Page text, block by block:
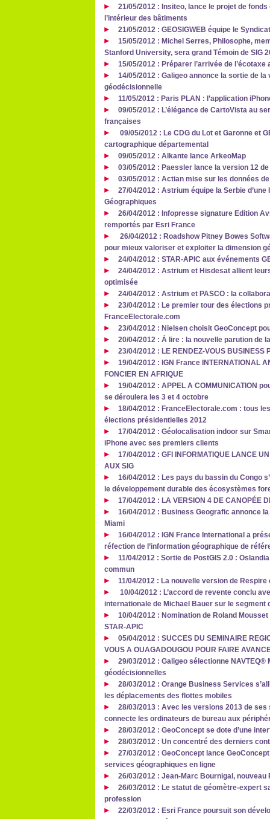
21/05/2012 : Insiteo, lance le projet de
l’intérieur des bâtiments
21/05/2012 : GEOSIGWEB équipe le
15/05/2012 : Michel Serres, Philosophe,
Stanford University, sera grand Témoin de SIG
15/05/2012 : Préparer l’arrivée de
14/05/2012 : Galigeo annonce la sortie de
géodécisionnelle
11/05/2012 : Paris PLAN : l’application
09/05/2012 : L’élégance de CartoVista au
françaises
09/05/2012 : Le CDG du Lot et Garonne et
cartographique départemental
09/05/2012 : Alkante lance ArkeoMap
03/05/2012 : Paessler lance la version 12
03/05/2012 : Actian mise sur les données
27/04/2012 : Astrium équipe la Serbie
Géographiques
26/04/2012 : Infopresse signature Edition
remportés par Esri France
26/04/2012 : Roadshow Pitney Bowes
pour mieux valoriser et exploiter la dimension
24/04/2012 : STAR-APIC aux événements
24/04/2012 : Astrium et Hisdesat allient
optimisée
24/04/2012 : Astrium et PASCO : la
23/04/2012 : Le premier tour des élections
FranceElectorale.com
23/04/2012 : Nielsen choisit GeoConcept
20/04/2012 : Á lire : la nouvelle parution de
23/04/2012 : LE RENDEZ‐VOUS BUSINESS
19/04/2012 : IGN France INTERNATIONAL
FONCIER EN AFRIQUE
19/04/2012 : APPEL A COMMUNICATION
se déroulera les 3 et 4 octobre
18/04/2012 : FranceElectorale.com : tous
élections présidentielles 2012
17/04/2012 : Géolocalisation indoor sur
iPhone avec ses premiers clients
17/04/2012 : GFI INFORMATIQUE LANCE
AUX SIG
16/04/2012 : Les pays du bassin du Congo
le développement durable des écosystèmes
17/04/2012 : LA VERSION 4 DE CANOPÉE
16/04/2012 : Business Geografic annonce
Miami
16/04/2012 : IGN France International a
réfection de l’information géographique de
11/04/2012 : Sortie de PostGIS 2.0 :
commun
11/04/2012 : La nouvelle version de Respire
10/04/2012 : L’accord de revente conclu
internationale de Michael Bauer sur le segment
10/04/2012 : Nomination de Roland
STAR-APIC
05/04/2012 : SUCCES DU SEMINAIRE
VOUS A OUAGADOUGOU POUR FAIRE
29/03/2012 : Galigeo sélectionne
géodécisionnelles
28/03/2012 : Orange Business Services
les déplacements des flottes mobiles
28/03/2013 : Avec les versions 2013 de
connecte les ordinateurs de bureau aux
28/03/2012 : GeoConcept se dote d’une
28/03/2012 : Un concentré des derniers
27/03/2012 : GeoConcept lance
services géographiques en ligne
26/03/2012 : Jean-Marc Bournigal, nouveau
26/03/2012 : Le statut de géomètre-expert
profession
22/03/2012 : Esri France poursuit son